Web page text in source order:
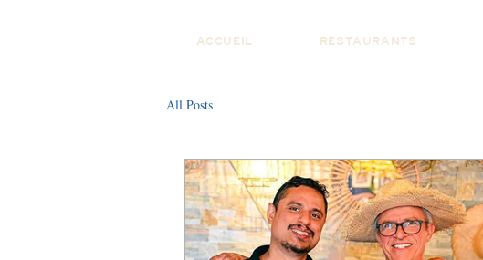
ACCUEIL RESTAURANTS
All Posts